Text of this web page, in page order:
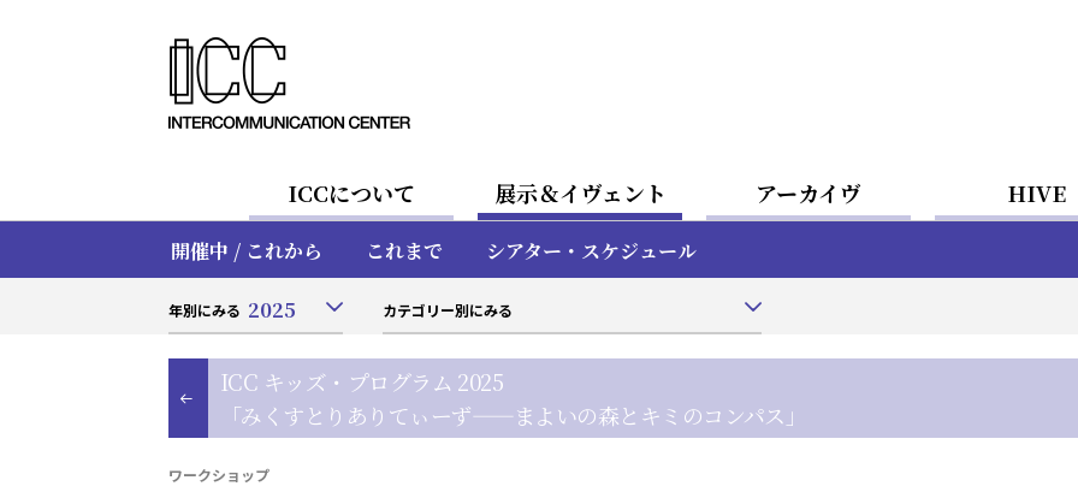
ICCについて 展示＆イヴェント アーカイヴ HIVE
開催中 / これから これまで シアター・スケジュール
年別にみる 2025 カテゴリー別にみる
ICC キッズ・プログラム 2025
「みくすとりありてぃーず——まよいの森とキミのコンパス」
ワークショップ